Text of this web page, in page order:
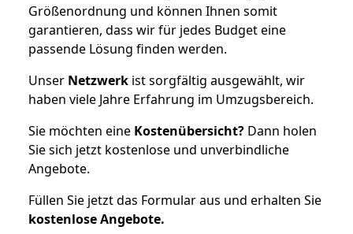
Größenordnung und können Ihnen somit
garantieren, dass wir für jedes Budget eine
passende Lösung finden werden.
Unser Netzwerk ist sorgfältig ausgewählt, wir
haben viele Jahre Erfahrung im Umzugsbereich.
Sie möchten eine Kostenübersicht? Dann holen
Sie sich jetzt kostenlose und unverbindliche
Angebote.
Füllen Sie jetzt das Formular aus und erhalten Sie
kostenloseAngebote.